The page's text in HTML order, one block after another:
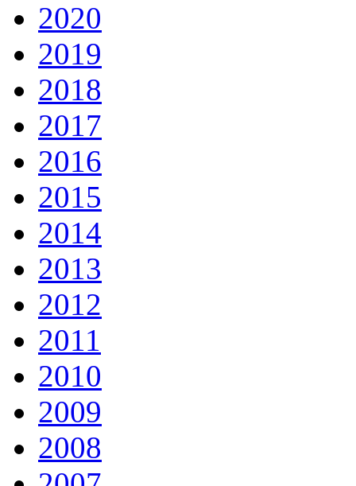
2020
2019
2018
2017
2016
2015
2014
2013
2012
2011
2010
2009
2008